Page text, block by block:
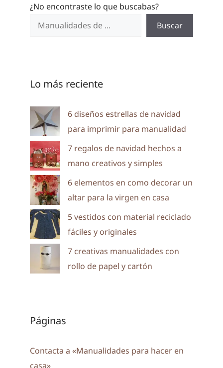
¿No encontraste lo que buscabas?
Buscar
Lo más reciente
6 diseños estrellas de navidad
para imprimir para manualidad
7 regalos de navidad hechos a
mano creativos y simples
6 elementos en como decorar un
altar para la virgen en casa
5 vestidos con material reciclado
fáciles y originales
7 creativas manualidades con
rollo de papel y cartón
Páginas
Contacta a «Manualidades para hacer en
casa»